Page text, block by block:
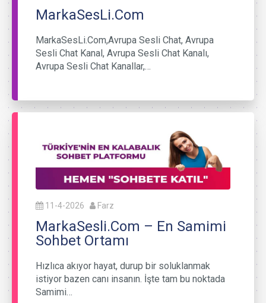
MarkaSesLi.Com
MarkaSesLi.Com,Avrupa Sesli Chat, Avrupa
Sesli Chat Kanal, Avrupa Sesli Chat Kanalı,
Avrupa Sesli Chat Kanallar,…
11-4-2026 Farz
MarkaSesli.Com – En Samimi
Sohbet Ortamı
Hızlıca akıyor hayat, durup bir soluklanmak
istiyor bazen canı insanın. İşte tam bu noktada
Samimi…